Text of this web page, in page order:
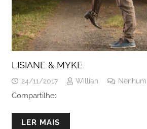
LISIANE & MYKE
24/11/2017 Willian
Compartilhe:
LER MAIS